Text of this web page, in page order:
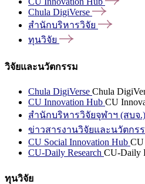
Chula DigiVerse
สำนักบริหารวิจัย
ทุนวิจัย
วิจัยและนวัตกรรม
Chula DigiVerse Chula
CU Innovation Hub CU
สำนักบริหารวิจัยจุฬาฯ (สบจ.)
ข่าวสารงานวิจัยและนวัตกร
CU Social Innovation Hub CU
CU-Daily Research CU-Daily
ทุนวิจัย